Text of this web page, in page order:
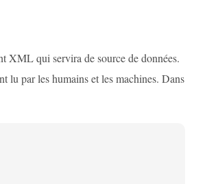
XML qui servira de source de données.
lu par les humains et les machines. Dans